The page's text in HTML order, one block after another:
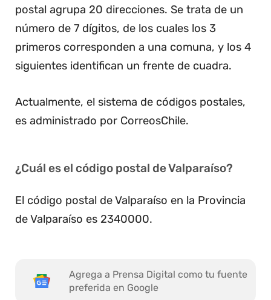
postal agrupa 20 direcciones. Se trata de un
número de 7 dígitos, de los cuales los 3
primeros corresponden a una comuna, y los 4
siguientes identifican un frente de cuadra.
Actualmente, el sistema de códigos postales,
es administrado por CorreosChile.
¿Cuál es el código postal de Valparaíso?
El código postal de Valparaíso en la Provincia
de Valparaíso es 2340000.
Agrega a Prensa Digital como tu fuente
preferida en Google